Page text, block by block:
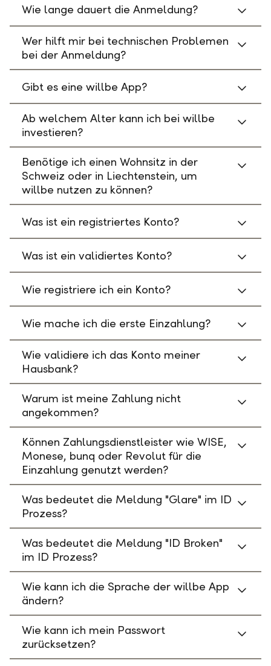
Wie lange dauert die Anmeldung?
Wer hilft mir bei technischen Problemen
bei der Anmeldung?
Gibt es eine willbe App?
Ab welchem Alter kann ich bei willbe
investieren?
Benötige ich einen Wohnsitz in der
Schweiz oder in Liechtenstein, um
willbe nutzen zu können?
Was ist ein registriertes Konto?
Was ist ein validiertes Konto?
Wie registriere ich ein Konto?
Wie mache ich die erste Einzahlung?
Wie validiere ich das Konto meiner
Hausbank?
Warum ist meine Zahlung nicht
angekommen?
Können Zahlungsdienstleister wie WISE,
Monese, bunq oder Revolut für die
Einzahlung genutzt werden?
Was bedeutet die Meldung "Glare" im ID
Prozess?
Was bedeutet die Meldung "ID Broken"
im ID Prozess?
Wie kann ich die Sprache der willbe App
ändern?
Wie kann ich mein Passwort
zurücksetzen?